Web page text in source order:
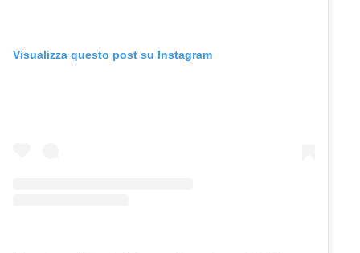
Visualizza questo post su Instagram